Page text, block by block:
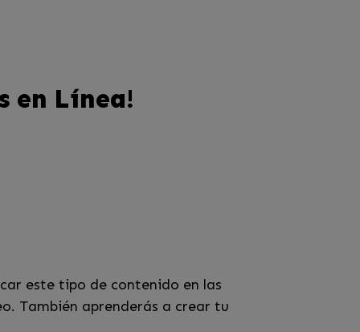
en Línea!
este tipo de contenido en las
También aprenderás a crear tu